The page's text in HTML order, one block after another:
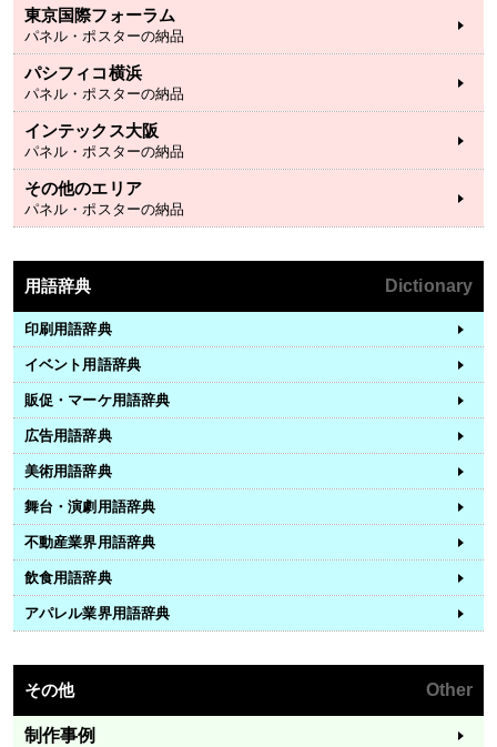
東京国際フォーラム
パネル・ポスターの納品
パシフィコ横浜
パネル・ポスターの納品
インテックス大阪
パネル・ポスターの納品
その他のエリア
パネル・ポスターの納品
用語辞典 Dictionary
印刷用語辞典
イベント用語辞典
販促・マーケ用語辞典
広告用語辞典
美術用語辞典
舞台・演劇用語辞典
不動産業界用語辞典
飲食用語辞典
アパレル業界用語辞典
その他 Other
制作事例